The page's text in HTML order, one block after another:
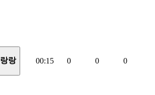
랑랑 00:15 0 0 0